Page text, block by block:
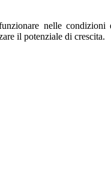
nelle condizioni
il potenziale di crescita.